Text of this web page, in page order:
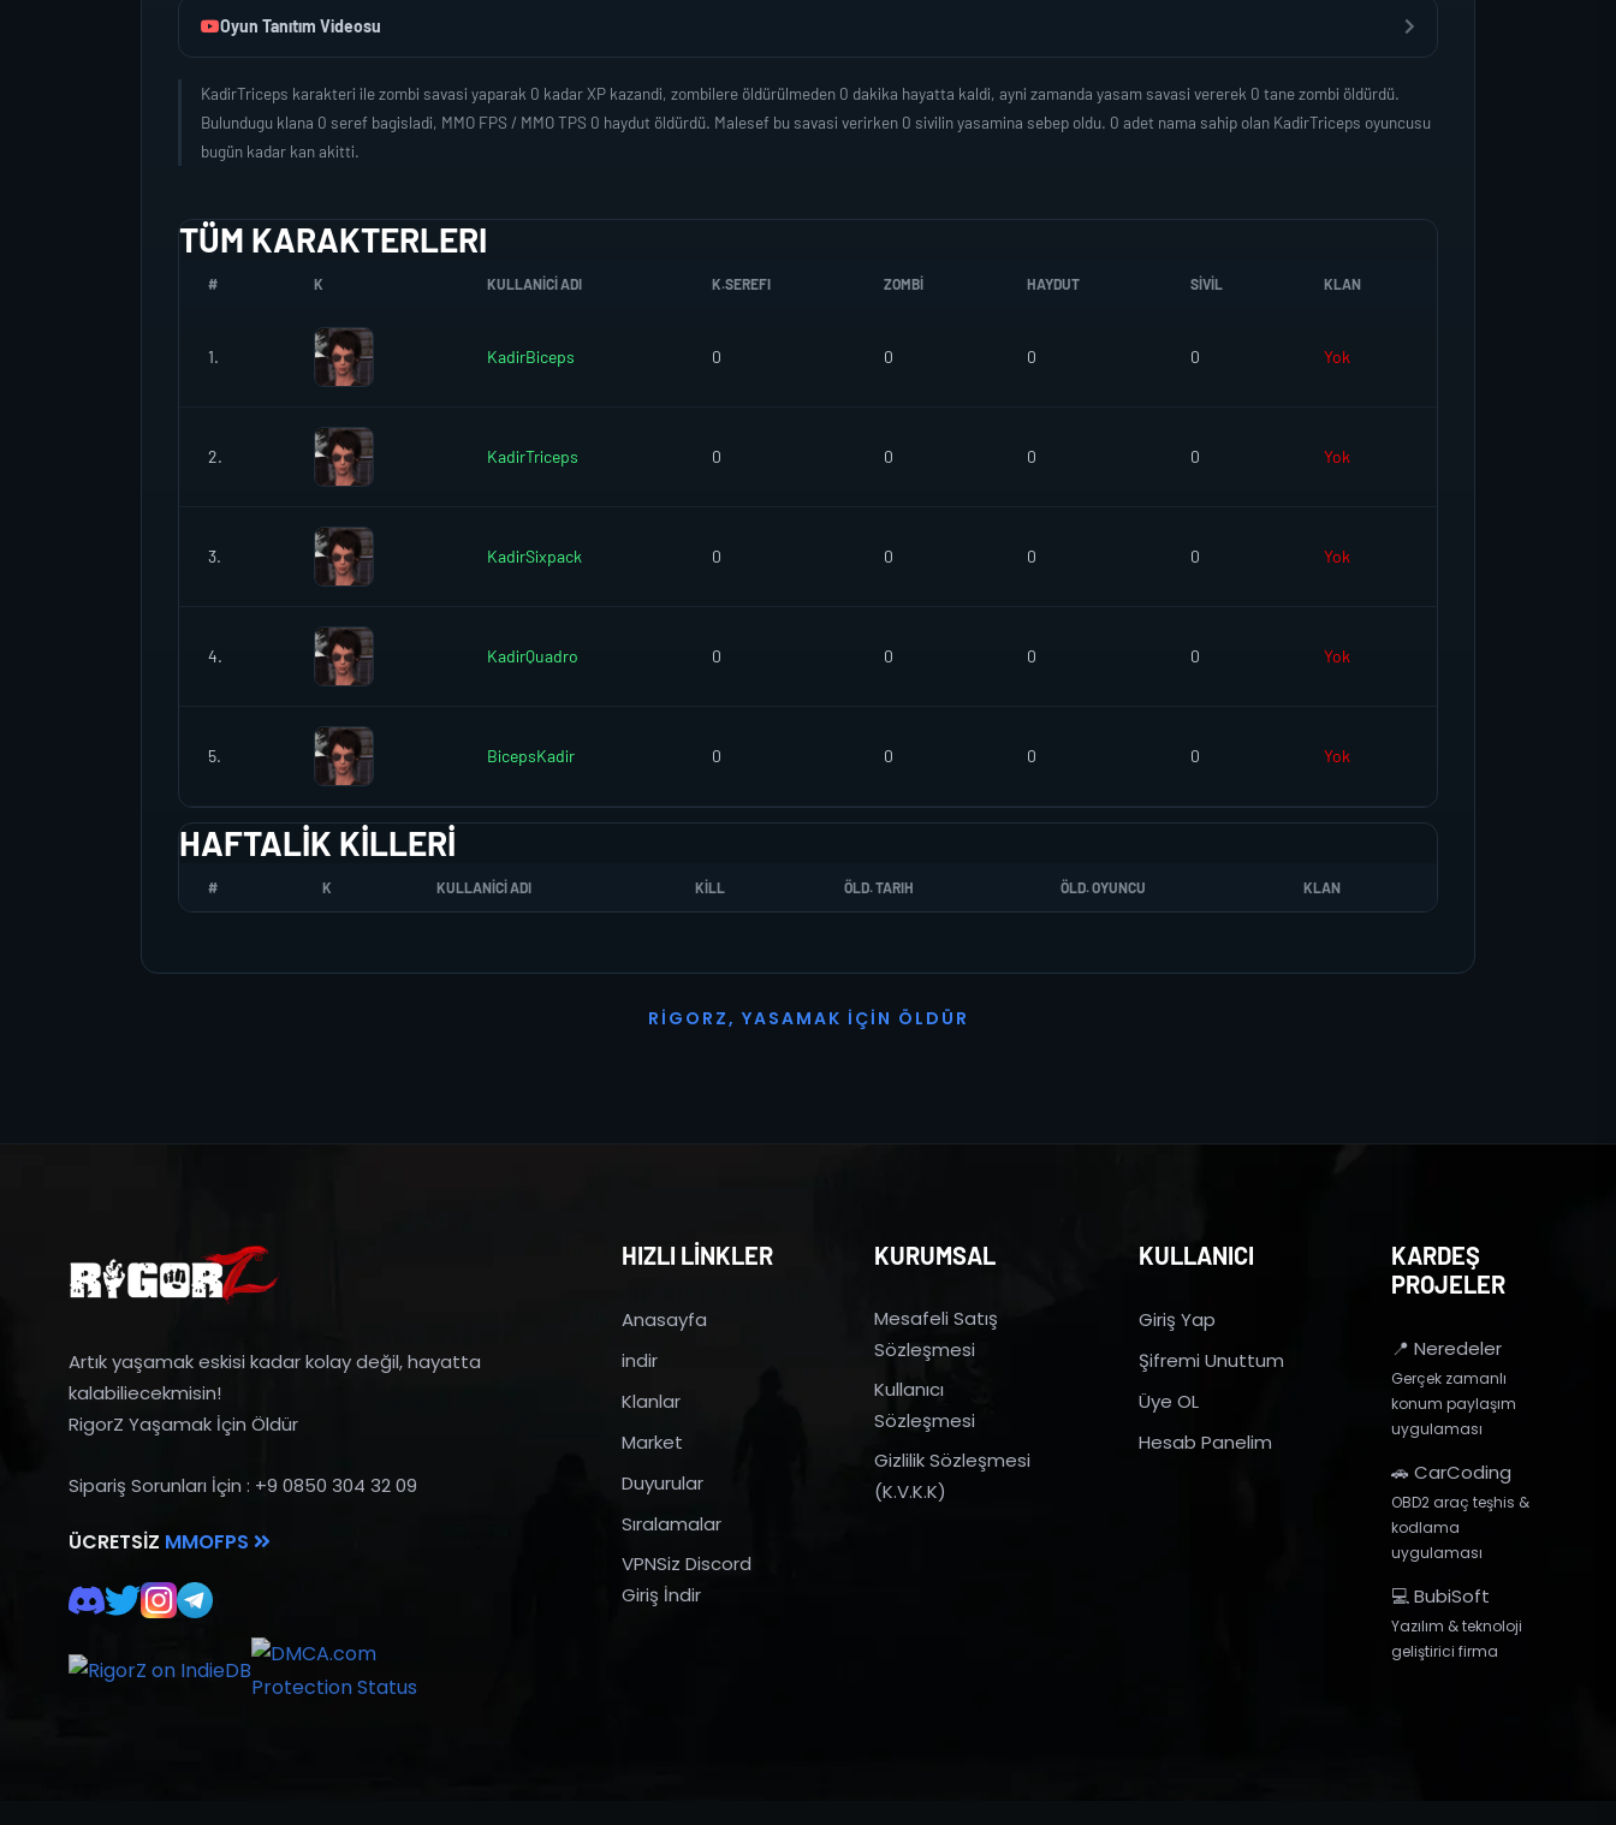
Oyun Tanıtım Videosu
KadirTriceps karakteri ile zombi savasi yaparak 0 kadar XP kazandi, zombilere öldürülmeden 0 dakika hayatta kaldi, ayni zamanda yasam savasi vererek 0 tane zombi öldürdü.
Bulundugu klana 0 seref bagisladi, MMO FPS / MMO TPS 0 haydut öldürdü. Malesef bu savasi verirken 0 sivilin yasamina sebep oldu. 0 adet nama sahip olan KadirTriceps oyuncusu
bugün kadar kan akitti.
TÜM KARAKTERLERI
# K KULLANICI ADI K.SEREFI ZOMBI HAYDUT SIVIL KLAN
1. KadirBiceps 0 0 0 0 Yok
2. KadirTriceps 0 0 0 0 Yok
3. KadirSixpack 0 0 0 0 Yok
4. KadirQuadro 0 0 0 0 Yok
5. BicepsKadir 0 0 0 0 Yok
HAFTALIK KILLERI
# K KULLANICI ADI KILL ÖLD. TARIH ÖLD. OYUNCU KLAN
R I G O R Z, YASAMAK İ ÇI N Ö L D Ü R
Artık yaşamak eskisi kadar kolay değil, hayatta
kalabiliecekmisin!
RigorZ Yaşamak İçin Öldür
Sipariş Sorunları İçin : +9 0850 304 32 09
ÜCRETSIZ MMOFPS
HIZLI LİNKLER
Anasayfa
indir
Klanlar
Market
Duyurular
Sıralamalar
VPNSiz Discord
Giriş İndir
KURUMSAL
Mesafeli Satış
Sözleşmesi
Kullanıcı
Sözleşmesi
Gizlilik Sözleşmesi
(K.V.K.K)
KULLANICI
Giriş Yap
Şifremi Unuttum
Üye OL
Hesab Panelim
KARDEŞ
PROJELER
📍 Neredeler
Gerçek zamanlı
konum paylaşım
uygulaması
🚗 CarCoding
OBD2 araç teşhis &
kodlama
uygulaması
💻 BubiSoft
Yazılım & teknoloji
geliştirici firma